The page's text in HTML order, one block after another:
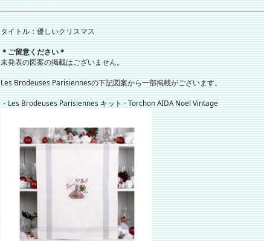
タイトル：優しいクリスマス
＊ご留意ください＊
未発表の図案の掲載はございません。
Les Brodeuses Parisiennesの下記図案から一部掲載がございます。
・Les Brodeuses Parisiennes キット - Torchon AIDA Noel Vintage